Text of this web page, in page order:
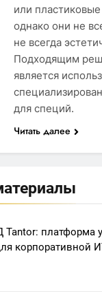
или
однако они не
не всегда
Подходящим
является
для специй.
Читать далее
Tantor: платформа
корпоративной